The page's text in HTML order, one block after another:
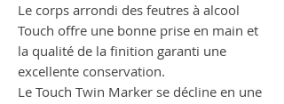
Le corps arrondi des feutres à alcool
Touch offre une bonne prise en main et
la qualité de la finition garanti une
excellente conservation.
Le Touch Twin Marker se décline en une